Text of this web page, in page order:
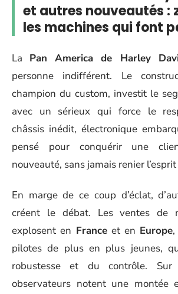
et autres nouveautés :
les machines qui font
La Pan America de Harley
personne indifférent. Le
champion du custom, investit le
avec un sérieux qui force le
châssis inédit, électronique
pensé pour conquérir une
nouveauté, sans jamais renier
En marge de ce coup d’éclat,
créent le débat. Les ventes de
explosent en Franceet en Europe
pilotes de plus en plus jeunes,
robustesse et du contrôle.
observateurs notent une montée